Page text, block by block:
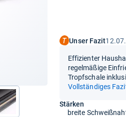
nächste
Unser Fazit
Effizienter
regelmäßige
Tropfschale
Vollständiges
Stärken
breite